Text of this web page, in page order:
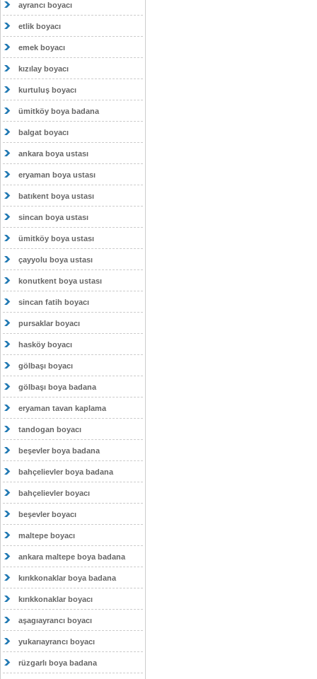
ayrancı boyacı
etlik boyacı
emek boyacı
kızılay boyacı
kurtuluş boyacı
ümitköy boya badana
balgat boyacı
ankara boya ustası
eryaman boya ustası
batıkent boya ustası
sincan boya ustası
ümitköy boya ustası
çayyolu boya ustası
konutkent boya ustası
sincan fatih boyacı
pursaklar boyacı
hasköy boyacı
gölbaşı boyacı
gölbaşı boya badana
eryaman tavan kaplama
tandogan boyacı
beşevler boya badana
bahçelievler boya badana
bahçelievler boyacı
beşevler boyacı
maltepe boyacı
ankara maltepe boya badana
kırıkkonaklar boya badana
kırıkkonaklar boyacı
aşagıayrancı boyacı
yukarıayrancı boyacı
rüzgarlı boya badana